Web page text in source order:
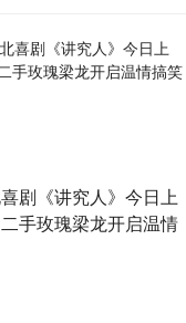
剧《讲究人》今日上
手玫瑰梁龙开启温情